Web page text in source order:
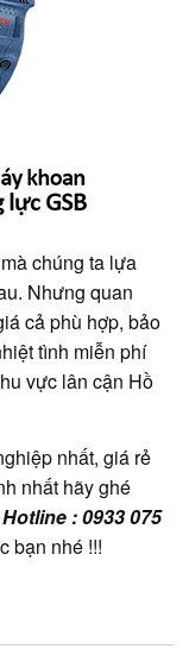
chúng ta lựa
Nhưng quan
cả phù hợp, bảo
tình miễn phí
vực lân cận Hồ
nhất, giá rẻ
nhất hãy ghé
Hotline : 0933 075
bạn nhé !!!